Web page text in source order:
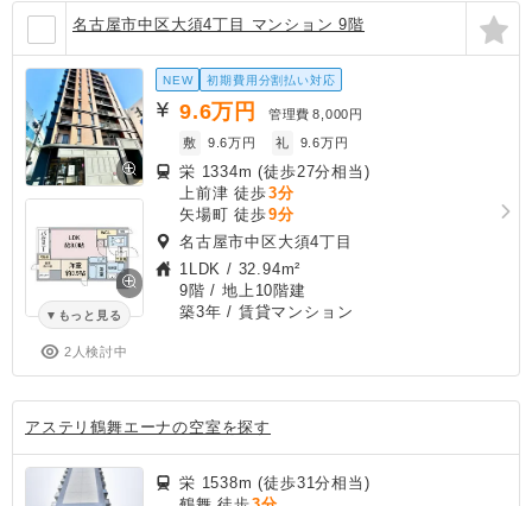
名古屋市中区大須4丁目 マンション 9階
もっと見る
2人検討中
NEW 初期費用分割払い対応
9.6万円 管理費 8,000円
敷
9.6万円 礼 9.6万円
栄 1334m (徒歩27分相当)
上前津 徒歩3分
矢場町 徒歩9分
名古屋市中区大須4丁目
1LDK / 32.94m²
9階 / 地上10階建
築3年 / 賃貸マンション
アステリ鶴舞エーナの空室を探す
栄 1538m (徒歩31分相当)